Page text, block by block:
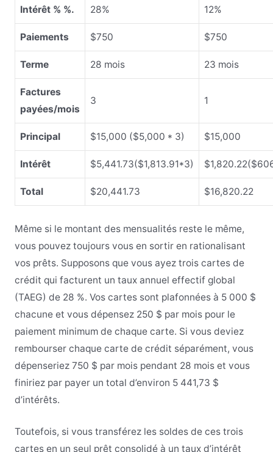
Intérêt % %. 28% 12%
Paiements $750 $750
Terme 28 mois 23 mois
Factures
payées/mois
3 1
Principal $15,000 ($5,000 * 3) $15,000
Intérêt $5,441.73($1,813.91*3)
Total $20,441.73 $16,820.22
Même si le montant des mensualités reste le même,
vous pouvez toujours vous en sortir en rationalisant
vos prêts. Supposons que vous ayez trois cartes de
crédit qui facturent un taux annuel effectif global
(TAEG) de 28 %. Vos cartes sont plafonnées à 5 000 $
chacune et vous dépensez 250 $ par mois pour le
paiement minimum de chaque carte. Si vous deviez
rembourser chaque carte de crédit séparément, vous
dépenseriez 750 $ par mois pendant 28 mois et vous
finiriez par payer un total d’environ 5 441,73 $
d’intérêts.
Toutefois, si vous transférez les soldes de ces trois
cartes en un seul prêt consolidé à un taux d’intérêt